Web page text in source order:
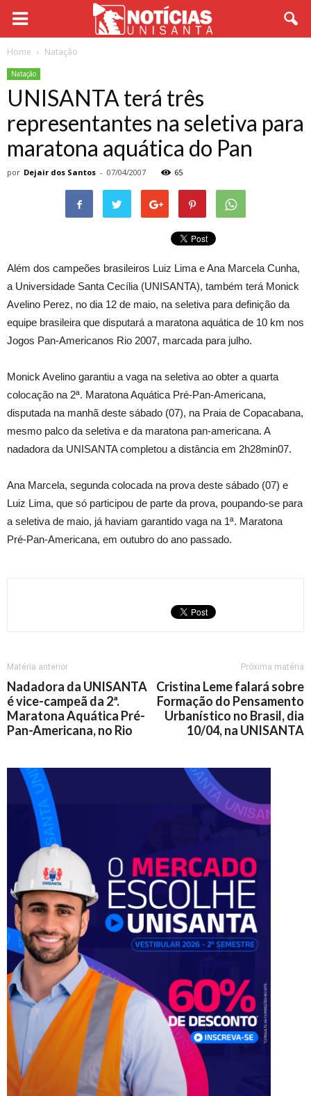
Home Natação
Natação
UNISANTA terá três
representantes na seletiva para
maratona aquática do Pan
por Dejair dos Santos - 07/04/2007 65
Além dos campeões brasileiros Luiz Lima e Ana Marcela Cunha,
a Universidade Santa Cecília (UNISANTA), também terá Monick
Avelino Perez, no dia 12 de maio, na seletiva para definição da
equipe brasileira que disputará a maratona aquática de 10 km nos
Jogos Pan-Americanos Rio 2007, marcada para julho.
Monick Avelino garantiu a vaga na seletiva ao obter a quarta
colocação na 2ª. Maratona Aquática Pré-Pan-Americana,
disputada na manhã deste sábado (07), na Praia de Copacabana,
mesmo palco da seletiva e da maratona pan-americana. A
nadadora da UNISANTA completou a distância em 2h28min07.
Ana Marcela, segunda colocada na prova deste sábado (07) e
Luiz Lima, que só participou de parte da prova, poupando-se para
a seletiva de maio, já haviam garantido vaga na 1ª. Maratona
Pré-Pan-Americana, em outubro do ano passado.
Matéria anterior
Nadadora da UNISANTA
é vice-campeã da 2ª.
Maratona Aquática Pré-
Pan-Americana, no Rio
Próxima matéria
Cristina Leme falará sobre
Formação do Pensamento
Urbanístico no Brasil, dia
10/04, na UNISANTA